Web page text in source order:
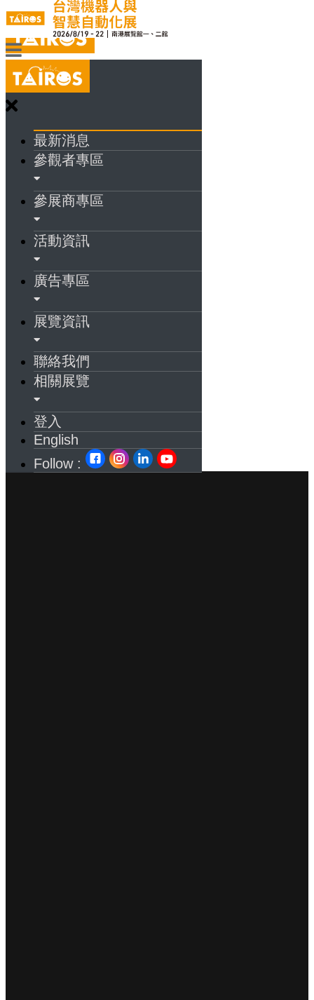
最新消息
參觀者專區
參展商專區
活動資訊
廣告專區
展覽資訊
聯絡我們
相關展覽
登入
English
Follow :